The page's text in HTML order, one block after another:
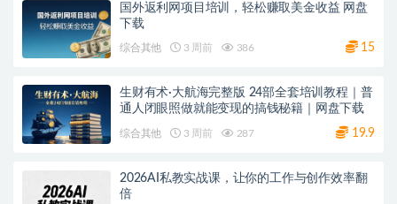
国外返利网项目培训，轻松赚取美金收益 网盘
下载
综合其他 3 周前 386 15
生财有术·大航海完整版 24部全套培训教程｜普
通人闭眼照做就能变现的搞钱秘籍｜网盘下载
综合其他 3 周前 287 19.9
2026AI私教实战课，让你的工作与创作效率翻
倍